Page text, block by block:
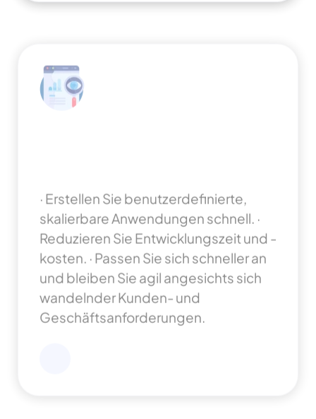
· Erstellen Sie benutzerdefinierte,
skalierbare Anwendungen schnell.
Reduzieren Sie Entwicklungszeit und -
kosten.
· Passen Sie sich schneller an
und bleiben Sie agil angesichts sich
wandelnder Kunden- und
Geschäftsanforderungen.